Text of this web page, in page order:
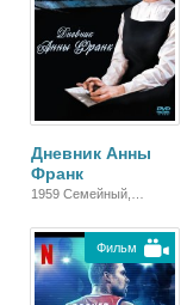
Дневник Анны
Франк
1959 Семейный,
Исторический,
Биографический, Драма
Фильм